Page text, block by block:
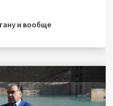
и вообще